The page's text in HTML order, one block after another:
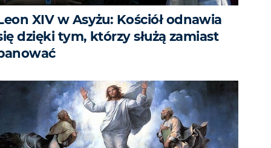
XIV w Asyżu: Kościół odnawia
dzięki tym, którzy służą zamiast